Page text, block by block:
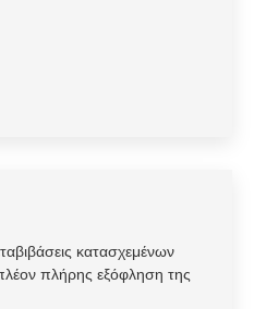
κατασχεμένων
πλήρης εξόφληση της